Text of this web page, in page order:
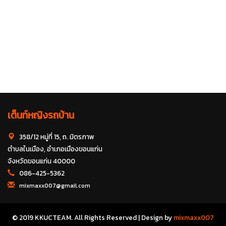
เต็นท์หญิงรถบ้าน
358/12 หมู่ที่ 15, ถ. มิตรภาพ
ตำบลในเมือง, อำเภอเมืองขอนแก่น
จังหวัดขอนแก่น 40000
086-425-5362
mixmaxx007@gmail.com
© 2019 KKUCTEAM. All Rights Reserved | Design by mixmaxx007